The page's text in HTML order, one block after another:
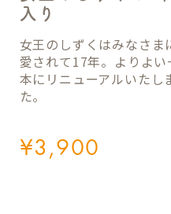
入り
¥3,900
女王のしずくはみなさま
愛されて17年。よりよい
本にリニューアルいたし
た。